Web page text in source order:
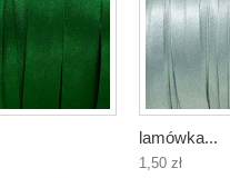
lamówka...
1,50 zł